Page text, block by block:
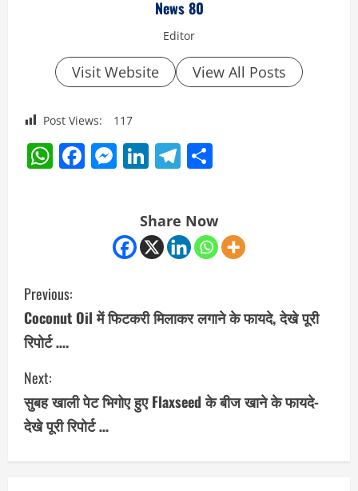
News 80
Editor
Visit Website View All Posts
Post Views: 117
WhatsApp
Facebook
Messenger
LinkedIn
Telegram
Share Now
C
o
n
t
i
n
Previous:
Coconut Oil में फिटकरी मिलाकर लगाने के फायदे, देखे पूरी
रिपोर्ट ….
Next:
सुबह खाली पेट भिगोए हुए Flaxseed के बीज खाने के फायदे-
देखे पूरी रिपोर्ट …